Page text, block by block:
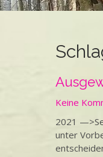
Keine
2021
unter